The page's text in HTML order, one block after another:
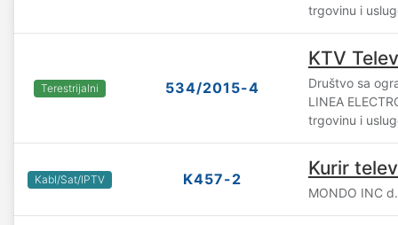
trgovinu i
Terestrijalni 534/2015-4
KTV
Društvo sa
LINEA
trgovinu i
Kabl/Sat/IPTV K457-2 Kurir
MONDO INC